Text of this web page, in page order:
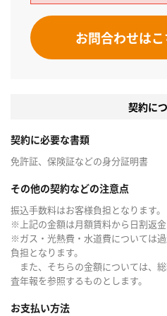
お問合わせはこ
契約に
契約に必要な書類
免許証、保険証などの身分証明書
その他の契約などの注意点
振込手数料はお客様負担となります。
※上記の金額は月額賃料から日割返金
※ガス・光熱費・水道費については
負担となります。
また、そちらの金額については、
査年報を参照するものとします。
お支払い方法